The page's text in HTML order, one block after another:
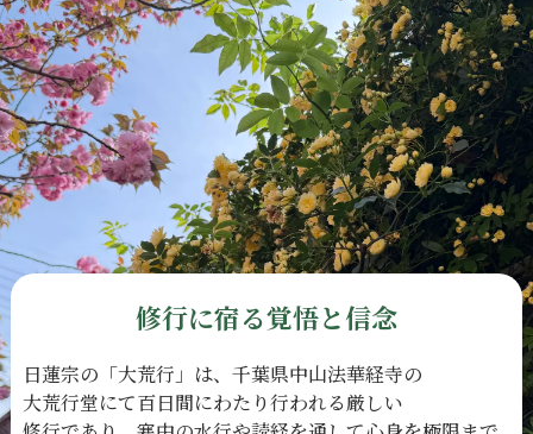
修行に宿る覚悟と信念
日蓮宗の 「大荒行」は、 千葉県中山法華経寺の
大荒行堂にて百日間にわたり行われる厳しい